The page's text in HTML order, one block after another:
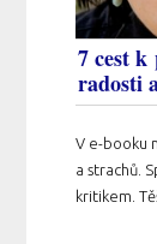
7 cest
radosti
V e-booku
a strachů.
kritikem.